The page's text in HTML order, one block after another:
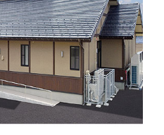
シー サイトマップ